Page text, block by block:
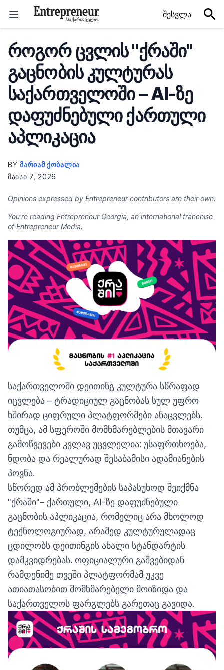
შესვლა
როგორ ცვლის "ქრაში"
გაცნობის კულტურას
საქართველოში – AI-ზე
დაფუძნებული ქართული
აპლიკაცია
BYᲛᲐᲠᲘᲐᲛ ᲥᲝᲑᲐᲚᲘᲐ
ᲛᲐᲘᲡᲘ 7, 2026
Opinions expressed by Entrepreneur contributors are their own.
You're reading Entrepreneur Georgia, an international franchise
of Entrepreneur Media.
საქართველოში დეითინგ კულტურა სწრაფად
იცვლება – ტრადიციულ გაცნობას სულ უფრო
ხშირად ციფრული პლატფორმები ანაცვლებს.
თუმცა, ამ სფეროში მომხმარებლების მთავარი
გამოწვევები კვლავ უცვლელია: უსაფრთხოება,
ნდობა და რეალურად შესაბამისი ადამიანების
პოვნა.
სწორედ ამ პრობლემების საპასუხოდ შეიქმნა
"ქრაში"– ქართული, AI-ზე დაფუძნებული
გაცნობის აპლიკაცია, რომელიც არა მხოლოდ
ტექნოლოგიურად, არამედ კულტურულადაც
ცდილობს დეითინგის ახალი სტანდარტის
დამკვიდრებას. ოფიციალური გაშვებიდან
რამდენიმე თვეში პლატფორმამ უკვე
ათიათასობით მომხმარებელი მოიზიდა და
საქართველოს ფარგლებს გარეთაც გავიდა.